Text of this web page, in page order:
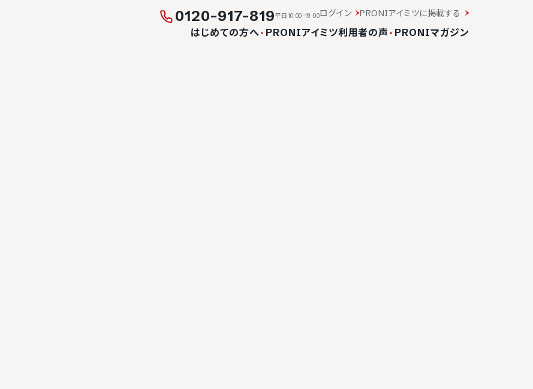
0120-917-819平日10:00-19:00ログイン PRONIアイミツに掲載する
はじめての方へ・ PRONIアイミツ利用者の声 ・ PRONIマガジン